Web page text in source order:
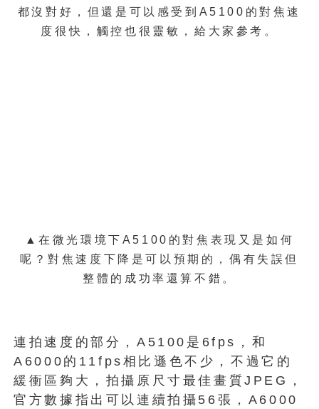
都沒對好，但還是可以感受到A5100的對焦速
度很快，觸控也很靈敏，給大家參考。
▲在微光環境下A5100的對焦表現又是如何
呢？對焦速度下降是可以預期的，偶有失誤但
整體的成功率還算不錯。
連拍速度的部分，A5100是6fps，和
A6000的11fps相比遜色不少，不過它的
緩衝區夠大，拍攝原尺寸最佳畫質JPEG，
官方數據指出可以連續拍攝56張，A6000